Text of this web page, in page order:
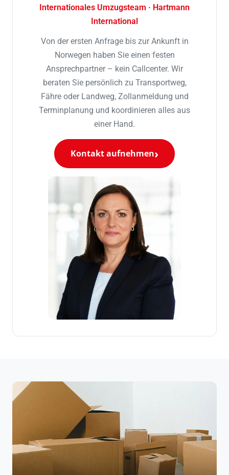
Internationales Umzugsteam · Hartmann
International
Von der ersten Anfrage bis zur Ankunft in
Norwegen haben Sie einen festen
Ansprechpartner – kein Callcenter. Wir
beraten Sie persönlich zu Transportweg,
Fähre oder Landweg, Zollanmeldung und
Terminplanung und koordinieren alles aus
einer Hand.
Kontakt aufnehmen